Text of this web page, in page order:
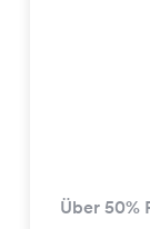
Über 50%